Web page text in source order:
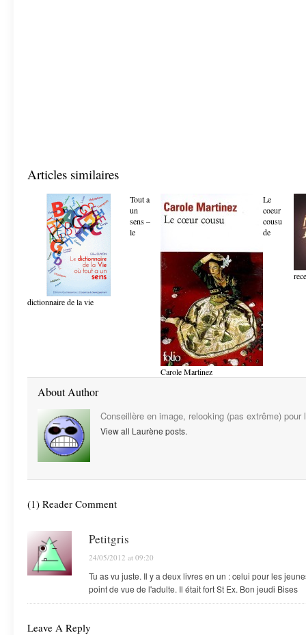
Articles similaires
Tout a
un
sens –
le
dictionnaire de la vie
Le
coeur
cousu
de
Carole Martinez
About Author
Conseillère en image, relooking (pas extrême)
View all Laurène posts.
(1) Reader Comment
Petitgris
24/05/2012 at 09:20
Tu as vu juste. Il y a deux livres en un : celui pour les
point de vue de l'adulte. Il était fort St Ex. Bon jeudi Bises
Leave A Reply